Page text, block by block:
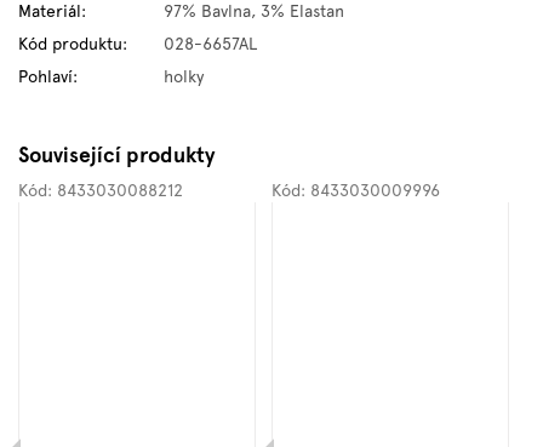
Materiál:
97% Bavlna, 3% Elastan
Kód produktu:
028-6657AL
Pohlaví: holky
Související produkty
Kód: 8433030088212 Kód: 8433030009996